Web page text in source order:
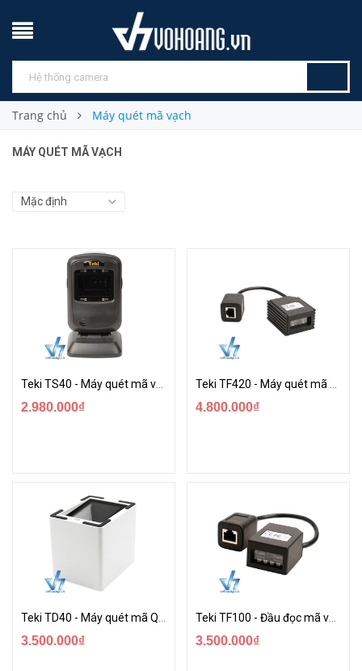
Trang chủ Máy quét mã vạch
MÁY QUÉT MÃ VẠCH
2.980.000₫ 4.800.000₫
3.500.000₫ 3.500.000₫